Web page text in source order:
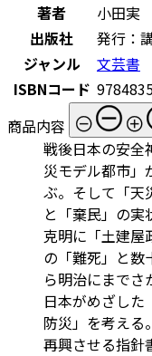
著者
小田実
出版社
発行：
ジャンル
文芸書
ISBNコード
商品内容
戦後日本の安全
災モデル都市」
ぶ。そして「天
と「棄民」の実
克明に「土建屋
の「難死」と数
ら明治にまでさ
日本がめざした
防災」を考える
再興させる指針